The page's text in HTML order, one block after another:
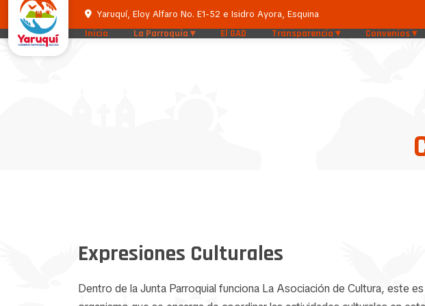
Yaruquí, Eloy Alfaro No. E1-52 e Isidro Ayora, Esquina
Inicio La Parroquia El GAD Transparencia Convenios
Expresiones Culturales
Dentro de la Junta Parroquial funciona La Asociación de Cultura, este es